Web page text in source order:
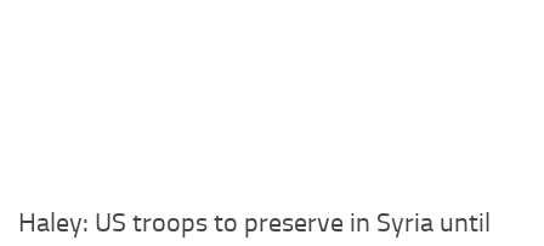
Haley: US troops to preserve in Syria until